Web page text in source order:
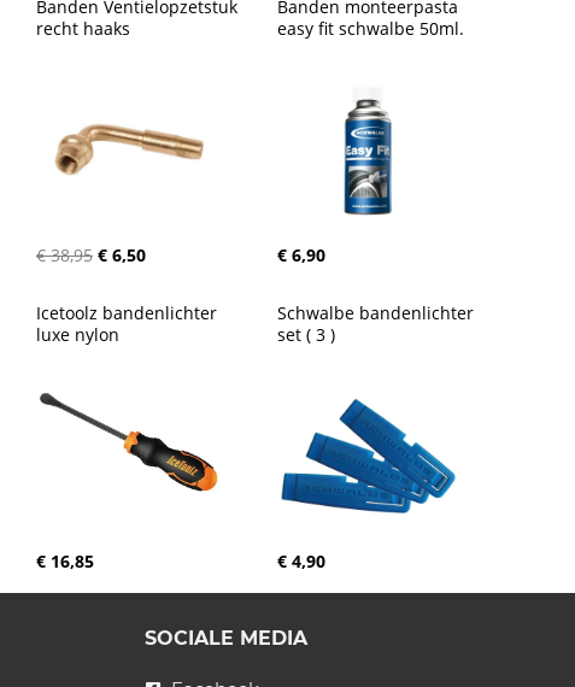
Banden Ventielopzetstuk
recht haaks
€ 38,95 € 6,50
Banden monteerpasta
easy fit schwalbe 50ml.
€ 6,90
Icetoolz bandenlichter
luxe nylon
€ 16,85
Schwalbe bandenlichter
set ( 3 )
€ 4,90
SOCIALE MEDIA